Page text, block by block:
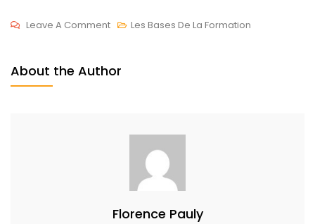
I
Leave A CommentOn
Pour
Les Bases De La Formation
About the Author
Florence Pauly